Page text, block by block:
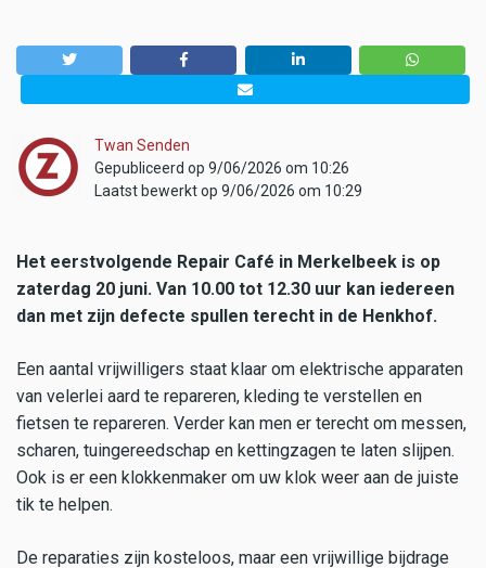
Twan Senden
Gepubliceerd op 9/06/2026 om 10:26
Laatst bewerkt op 9/06/2026 om 10:29
Het eerstvolgende Repair Café in Merkelbeek is op
zaterdag 20 juni. Van 10.00 tot 12.30 uur kan iedereen
dan met zijn defecte spullen terecht in de Henkhof.
Een aantal vrijwilligers staat klaar om elektrische apparaten
van velerlei aard te repareren, kleding te verstellen en
fietsen te repareren. Verder kan men er terecht om messen,
scharen, tuingereedschap en kettingzagen te laten slijpen.
Ook is er een klokkenmaker om uw klok weer aan de juiste
tik te helpen.
De reparaties zijn kosteloos, maar een vrijwillige bijdrage